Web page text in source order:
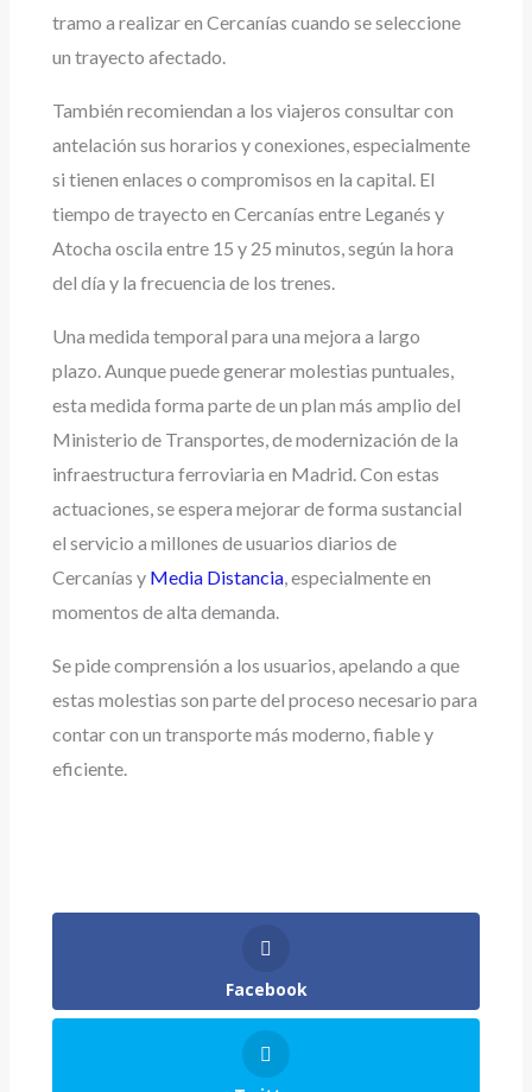
tramo a realizar en Cercanías cuando se seleccione
un trayecto afectado.
También recomiendan a los viajeros consultar con
antelación sus horarios y conexiones, especialmente
si tienen enlaces o compromisos en la capital. El
tiempo de trayecto en Cercanías entre Leganés y
Atocha oscila entre 15 y 25 minutos, según la hora
del día y la frecuencia de los trenes.
Una medida temporal para una mejora a largo
plazo. Aunque puede generar molestias puntuales,
esta medida forma parte de un plan más amplio del
Ministerio de Transportes, de modernización de la
infraestructura ferroviaria en Madrid. Con estas
actuaciones, se espera mejorar de forma sustancial
el servicio a millones de usuarios diarios de
Cercanías y Media Distancia , especialmente en
momentos de alta demanda.
Se pide comprensión a los usuarios, apelando a que
estas molestias son parte del proceso necesario para
contar con un transporte más moderno, fiable y
eficiente.
Facebook